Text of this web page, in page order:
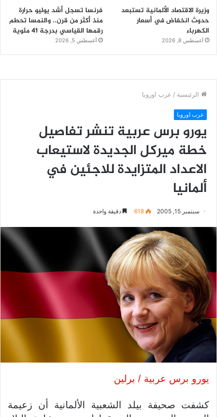
وزيرة الاقتصاد الألمانية تستبعد
حدوث انخفاض في أسعار
الكهرباء
أغسطس 8, 2026
فرنسا تسجل أشد يوليو حرارة
منذ أكثر من قرن.. والنمسا تحطم
رقمها القياسي بدرجة 41 مئوية
أغسطس 5, 2026